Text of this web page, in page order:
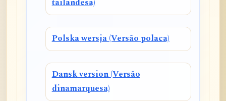
tailandesa)
Polska wersja (Versão polaca)
Dansk version (Versão
dinamarquesa)